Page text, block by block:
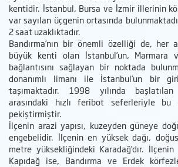
kentidir. İstanbul, Bursa ve İzmir illerinin
var sayılan üçgenin ortasında
2 saat uzaklıktadır.
Bandırma’nın bir önemli özelliği de, her
büyük kenti olan İstanbul’un, Marmara
bağlantısını sağlayan bir noktada
donanımlı limanı ile İstanbul’un bir
taşımaktadır. 1998 yılında başlatılan
arasındaki hızlı feribot seferleriyle
pekiştirmiştir.
İlçenin arazi yapısı, kuzeyden güneye
engebelidir. İlçenin en yüksek dağı,
metre yüksekliğindeki Karadağ’dır.
Kapıdağ ise, Bandırma ve Erdek